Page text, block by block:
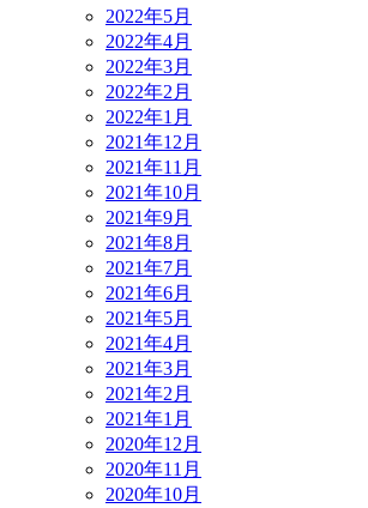
2022年5月
2022年4月
2022年3月
2022年2月
2022年1月
2021年12月
2021年11月
2021年10月
2021年9月
2021年8月
2021年7月
2021年6月
2021年5月
2021年4月
2021年3月
2021年2月
2021年1月
2020年12月
2020年11月
2020年10月